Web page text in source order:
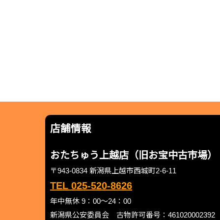
店舗情報
おたちゅう上越店（旧お宝中古市場）
〒943-0834 新潟県上越市西城町2-6-11
TEL 025-520-8626
年中無休 9：00～24：00
新潟県公安委員会 古物許可番号：461020002392